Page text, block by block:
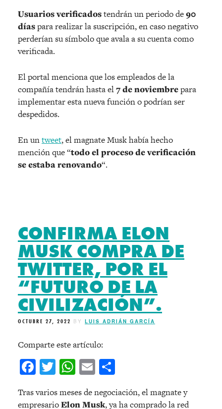
Usuarios verificadostendrán un periodo de90
díaspara realizar la suscripción, en caso negativo
perderían su símbolo que avala a su cuenta como
verificada.
El portal menciona que los empleados de la
compañía tendrán hasta el7 de noviembrepara
implementar esta nueva función o podrían ser
despedidos.
En untweet, el magnate Musk había hecho
mención que “todo el proceso de verificación
se estaba renovando“.
CONFIRMA ELON
MUSK COMPRA DE
TWITTER, POR EL
“FUTURO DE LA
CIVILIZACIÓN”.
OCTUBRE 27, 2022 BY LUIS ADRIÁN GARCÍA
Comparte este artículo:
Facebook
Twitter
WhatsApp
Email
Tras varios meses de negociación, el magnate y
empresarioElon Musk, ya ha comprado la red